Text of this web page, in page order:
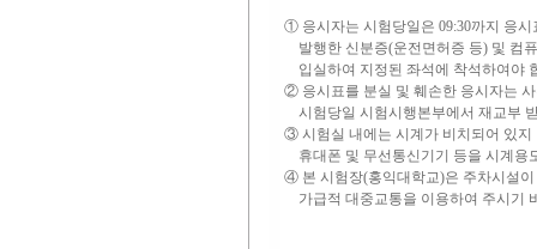
① 응시자는 시험당일은 09:30까지 응
발행한 신분증(운전면허증 등) 및 컴
입실하여 지정된 좌석에 착석하여야
② 응시표를 분실 및 훼손한 응시자는
시험당일 시험시행본부에서 재교부
③ 시험실 내에는 시계가 비치되어 있지
휴대폰 및 무선통신기기 등을 시계용
④ 본 시험장(홍익대학교)은 주차시설
가급적 대중교통을 이용하여 주시기